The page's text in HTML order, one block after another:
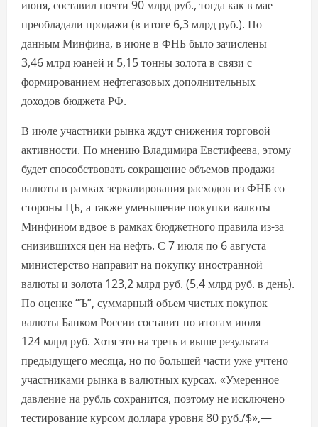
июня, составил почти 90 млрд руб., тогда как в мае
преобладали продажи (в итоге 6,3 млрд руб.). По
данным Минфина, в июне в ФНБ было зачислены
3,46 млрд юаней и 5,15 тонны золота в связи с
формированием нефтегазовых дополнительных
доходов бюджета РФ.
В июле участники рынка ждут снижения торговой
активности. По мнению Владимира Евстифеева, этому
будет способствовать сокращение объемов продажи
валюты в рамках зеркалирования расходов из ФНБ со
стороны ЦБ, а также уменьшение покупки валюты
Минфином вдвое в рамках бюджетного правила из-за
снизившихся цен на нефть. С 7 июля по 6 августа
министерство направит на покупку иностранной
валюты и золота 123,2 млрд руб. (5,4 млрд руб. в день).
По оценке “Ъ”, суммарный объем чистых покупок
валюты Банком России составит по итогам июля
124 млрд руб. Хотя это на треть и выше результата
предыдущего месяца, но по большей части уже учтено
участниками рынка в валютных курсах. «Умеренное
давление на рубль сохранится, поэтому не исключено
тестирование курсом доллара уровня 80 руб./$»,—